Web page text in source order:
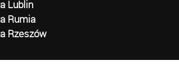
Lublin
Rumia
Rzeszów